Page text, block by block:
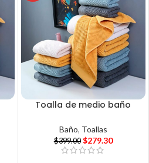
Toalla de medio baño
Baño, Toallas
$399.00 $279.30